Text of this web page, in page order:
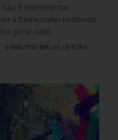
é implementar
a forma como humanos
gerar valor.
5 MINUTOS MIN DE LEITURA